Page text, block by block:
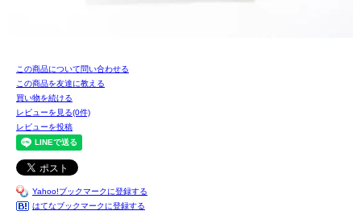
この商品について問い合わせる
この商品を友達に教える
買い物を続ける
レビューを見る(0件)
レビューを投稿
Yahoo!ブックマークに登録する
はてなブックマークに登録する